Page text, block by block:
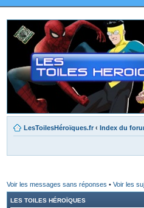
LesToilesHéroïques.fr ‹ Index du
Voir les messages sans réponses • Voir les
LES TOILES HÉROÏQUES